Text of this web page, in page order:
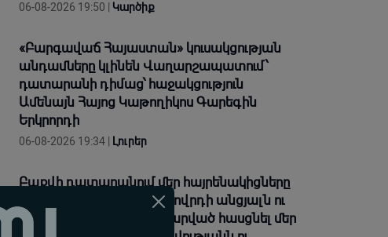
06-08-2026 19:50 | Կարծիք
«Բարգավաճ Հայաստան» կուսակցության
անդամները կլինեն Վաղարշապատում՝
դատարանի դիմաց՝ հաջակցություն
Ամենայն Հայոց Կաթողիկոս Գարեգին
Երկրորդի
06-08-2026 19:34 | Լուրեր
Բաքվի դատարանում մեր հայրենակիցները
պաշտպանել են հայ ժողովրդի անցյալն ու
ներկան, թույլ չեն տվել հարված հասցնել մեր